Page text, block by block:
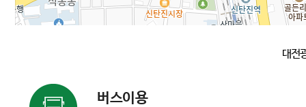
대전
버스이용